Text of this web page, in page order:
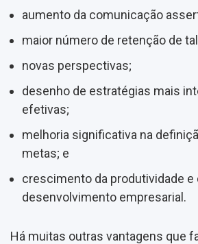
aumento da comunicação
maior número de retenção de
novas perspectivas;
desenho de estratégias mais
efetivas;
melhoria significativa na
metas; e
crescimento da produtividade e
desenvolvimento empresarial.
Há muitas outras vantagens que